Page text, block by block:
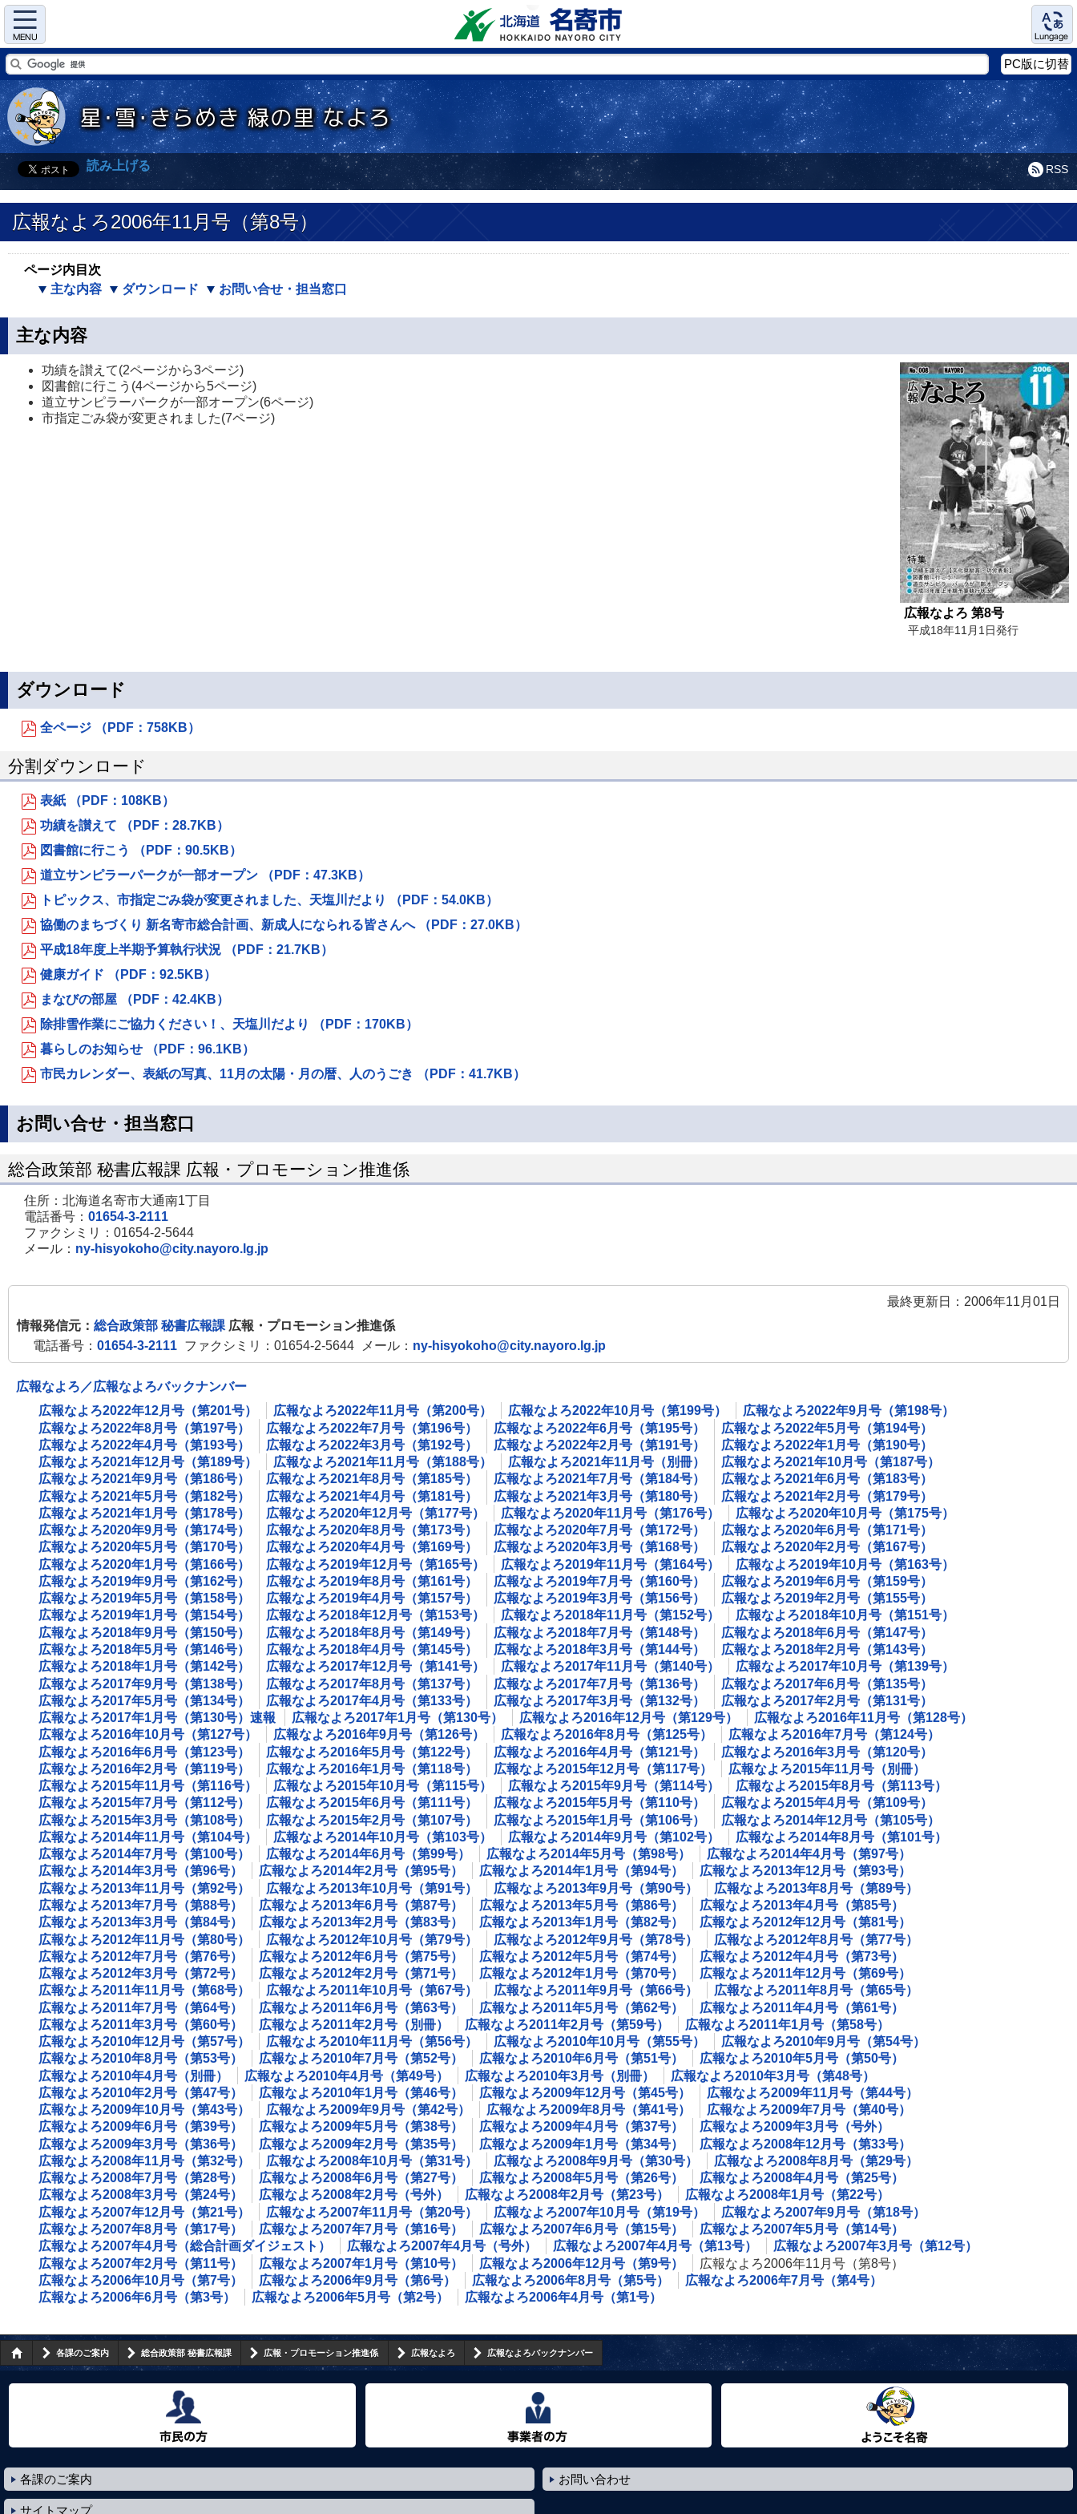
Menu Language
PC版に切替
RSS
読み上げる
広報なよろ2006年11月号（第8号）
ページ内目次
主な内容
ダウンロード お問い合せ・担当窓口
主な内容
広報なよろ 第8号
平成18年11月1日発行
功績を讃えて(2ページから3ページ)
図書館に行こう(4ページから5ページ)
道立サンピラーパークが一部オープン(6ページ)
市指定ごみ袋が変更されました(7ページ)
ダウンロード
全ページ （PDF：758KB）
分割ダウンロード
表紙 （PDF：108KB）
功績を讃えて （PDF：28.7KB）
図書館に行こう （PDF：90.5KB）
道立サンピラーパークが一部オープン （PDF：47.3KB）
トピックス、市指定ごみ袋が変更されました、天塩川だより （PDF：54.0KB）
協働のまちづくり 新名寄市総合計画、新成人になられる皆さんへ （PDF：27.0KB）
平成18年度上半期予算執行状況 （PDF：21.7KB）
健康ガイド （PDF：92.5KB）
まなびの部屋 （PDF：42.4KB）
除排雪作業にご協力ください！、天塩川だより （PDF：170KB）
暮らしのお知らせ （PDF：96.1KB）
市民カレンダー、表紙の写真、11月の太陽・月の暦、人のうごき （PDF：41.7KB）
お問い合せ・担当窓口
総合政策部 秘書広報課 広報・プロモーション推進係
住所：北海道名寄市大通南1丁目
電話番号： 01654-3-2111
ファクシミリ：01654-2-5644
メール： ny-hisyokoho@city.nayoro.lg.jp
最終更新日：2006年11月01日
情報発信元： 総合政策部 秘書広報課 広報・プロモーション推進係
電話番号： 01654-3-2111 ファクシミリ：01654-2-5644 メール： ny-hisyokoho@city.nayoro.lg.jp
広報なよろ／広報なよろバックナンバー
広報なよろ2022年12月号（第201号）
広報なよろ2022年11月号（第200号） 広報なよろ2022年10月号（第199号）
広報なよろ2022年9月号（第198号）
広報なよろ2022年8月号（第197号）
広報なよろ2022年7月号（第196号） 広報なよろ2022年6月号（第195号）
広報なよろ2022年5月号（第194号）
広報なよろ2022年4月号（第193号）
広報なよろ2022年3月号（第192号） 広報なよろ2022年2月号（第191号）
広報なよろ2022年1月号（第190号）
広報なよろ2021年12月号（第189号）
広報なよろ2021年11月号（第188号） 広報なよろ2021年11月号（別冊）
広報なよろ2021年10月号（第187号）
広報なよろ2021年9月号（第186号）
広報なよろ2021年8月号（第185号） 広報なよろ2021年7月号（第184号）
広報なよろ2021年6月号（第183号）
広報なよろ2021年5月号（第182号）
広報なよろ2021年4月号（第181号） 広報なよろ2021年3月号（第180号）
広報なよろ2021年2月号（第179号）
広報なよろ2021年1月号（第178号）
広報なよろ2020年12月号（第177号） 広報なよろ2020年11月号（第176号）
広報なよろ2020年10月号（第175号）
広報なよろ2020年9月号（第174号）
広報なよろ2020年8月号（第173号） 広報なよろ2020年7月号（第172号）
広報なよろ2020年6月号（第171号）
広報なよろ2020年5月号（第170号）
広報なよろ2020年4月号（第169号） 広報なよろ2020年3月号（第168号）
広報なよろ2020年2月号（第167号）
広報なよろ2020年1月号（第166号）
広報なよろ2019年12月号（第165号） 広報なよろ2019年11月号（第164号）
広報なよろ2019年10月号（第163号）
広報なよろ2019年9月号（第162号）
広報なよろ2019年8月号（第161号） 広報なよろ2019年7月号（第160号）
広報なよろ2019年6月号（第159号）
広報なよろ2019年5月号（第158号）
広報なよろ2019年4月号（第157号） 広報なよろ2019年3月号（第156号）
広報なよろ2019年2月号（第155号）
広報なよろ2019年1月号（第154号）
広報なよろ2018年12月号（第153号） 広報なよろ2018年11月号（第152号）
広報なよろ2018年10月号（第151号）
広報なよろ2018年9月号（第150号）
広報なよろ2018年8月号（第149号） 広報なよろ2018年7月号（第148号）
広報なよろ2018年6月号（第147号）
広報なよろ2018年5月号（第146号）
広報なよろ2018年4月号（第145号） 広報なよろ2018年3月号（第144号）
広報なよろ2018年2月号（第143号）
広報なよろ2018年1月号（第142号）
広報なよろ2017年12月号（第141号） 広報なよろ2017年11月号（第140号）
広報なよろ2017年10月号（第139号）
広報なよろ2017年9月号（第138号）
広報なよろ2017年8月号（第137号） 広報なよろ2017年7月号（第136号）
広報なよろ2017年6月号（第135号）
広報なよろ2017年5月号（第134号）
広報なよろ2017年4月号（第133号） 広報なよろ2017年3月号（第132号）
広報なよろ2017年2月号（第131号）
広報なよろ2017年1月号（第130号）速報
広報なよろ2017年1月号（第130号） 広報なよろ2016年12月号（第129号）
広報なよろ2016年11月号（第128号）
広報なよろ2016年10月号（第127号）
広報なよろ2016年9月号（第126号） 広報なよろ2016年8月号（第125号）
広報なよろ2016年7月号（第124号）
広報なよろ2016年6月号（第123号）
広報なよろ2016年5月号（第122号） 広報なよろ2016年4月号（第121号）
広報なよろ2016年3月号（第120号）
広報なよろ2016年2月号（第119号）
広報なよろ2016年1月号（第118号） 広報なよろ2015年12月号（第117号）
広報なよろ2015年11月号（別冊）
広報なよろ2015年11月号（第116号）
広報なよろ2015年10月号（第115号） 広報なよろ2015年9月号（第114号）
広報なよろ2015年8月号（第113号）
広報なよろ2015年7月号（第112号）
広報なよろ2015年6月号（第111号） 広報なよろ2015年5月号（第110号）
広報なよろ2015年4月号（第109号）
広報なよろ2015年3月号（第108号）
広報なよろ2015年2月号（第107号） 広報なよろ2015年1月号（第106号）
広報なよろ2014年12月号（第105号）
広報なよろ2014年11月号（第104号）
広報なよろ2014年10月号（第103号） 広報なよろ2014年9月号（第102号）
広報なよろ2014年8月号（第101号）
広報なよろ2014年7月号（第100号）
広報なよろ2014年6月号（第99号） 広報なよろ2014年5月号（第98号）
広報なよろ2014年4月号（第97号）
広報なよろ2014年3月号（第96号）
広報なよろ2014年2月号（第95号） 広報なよろ2014年1月号（第94号）
広報なよろ2013年12月号（第93号）
広報なよろ2013年11月号（第92号）
広報なよろ2013年10月号（第91号） 広報なよろ2013年9月号（第90号）
広報なよろ2013年8月号（第89号）
広報なよろ2013年7月号（第88号）
広報なよろ2013年6月号（第87号） 広報なよろ2013年5月号（第86号）
広報なよろ2013年4月号（第85号）
広報なよろ2013年3月号（第84号）
広報なよろ2013年2月号（第83号） 広報なよろ2013年1月号（第82号）
広報なよろ2012年12月号（第81号）
広報なよろ2012年11月号（第80号）
広報なよろ2012年10月号（第79号） 広報なよろ2012年9月号（第78号）
広報なよろ2012年8月号（第77号）
広報なよろ2012年7月号（第76号）
広報なよろ2012年6月号（第75号） 広報なよろ2012年5月号（第74号）
広報なよろ2012年4月号（第73号）
広報なよろ2012年3月号（第72号）
広報なよろ2012年2月号（第71号） 広報なよろ2012年1月号（第70号）
広報なよろ2011年12月号（第69号）
広報なよろ2011年11月号（第68号）
広報なよろ2011年10月号（第67号） 広報なよろ2011年9月号（第66号）
広報なよろ2011年8月号（第65号）
広報なよろ2011年7月号（第64号）
広報なよろ2011年6月号（第63号） 広報なよろ2011年5月号（第62号）
広報なよろ2011年4月号（第61号）
広報なよろ2011年3月号（第60号）
広報なよろ2011年2月号（別冊） 広報なよろ2011年2月号（第59号）
広報なよろ2011年1月号（第58号）
広報なよろ2010年12月号（第57号）
広報なよろ2010年11月号（第56号） 広報なよろ2010年10月号（第55号）
広報なよろ2010年9月号（第54号）
広報なよろ2010年8月号（第53号）
広報なよろ2010年7月号（第52号） 広報なよろ2010年6月号（第51号）
広報なよろ2010年5月号（第50号）
広報なよろ2010年4月号（別冊）
広報なよろ2010年4月号（第49号） 広報なよろ2010年3月号（別冊）
広報なよろ2010年3月号（第48号）
広報なよろ2010年2月号（第47号）
広報なよろ2010年1月号（第46号） 広報なよろ2009年12月号（第45号）
広報なよろ2009年11月号（第44号）
広報なよろ2009年10月号（第43号）
広報なよろ2009年9月号（第42号） 広報なよろ2009年8月号（第41号）
広報なよろ2009年7月号（第40号）
広報なよろ2009年6月号（第39号）
広報なよろ2009年5月号（第38号） 広報なよろ2009年4月号（第37号）
広報なよろ2009年3月号（号外）
広報なよろ2009年3月号（第36号）
広報なよろ2009年2月号（第35号） 広報なよろ2009年1月号（第34号）
広報なよろ2008年12月号（第33号）
広報なよろ2008年11月号（第32号）
広報なよろ2008年10月号（第31号） 広報なよろ2008年9月号（第30号）
広報なよろ2008年8月号（第29号）
広報なよろ2008年7月号（第28号）
広報なよろ2008年6月号（第27号） 広報なよろ2008年5月号（第26号）
広報なよろ2008年4月号（第25号）
広報なよろ2008年3月号（第24号）
広報なよろ2008年2月号（号外） 広報なよろ2008年2月号（第23号）
広報なよろ2008年1月号（第22号）
広報なよろ2007年12月号（第21号）
広報なよろ2007年11月号（第20号） 広報なよろ2007年10月号（第19号）
広報なよろ2007年9月号（第18号）
広報なよろ2007年8月号（第17号）
広報なよろ2007年7月号（第16号） 広報なよろ2007年6月号（第15号）
広報なよろ2007年5月号（第14号）
広報なよろ2007年4月号（総合計画ダイジェスト）
広報なよろ2007年4月号（号外） 広報なよろ2007年4月号（第13号）
広報なよろ2007年3月号（第12号）
広報なよろ2007年2月号（第11号）
広報なよろ2007年1月号（第10号） 広報なよろ2006年12月号（第9号）
広報なよろ2006年11月号（第8号）
広報なよろ2006年10月号（第7号）
広報なよろ2006年9月号（第6号） 広報なよろ2006年8月号（第5号）
広報なよろ2006年7月号（第4号）
広報なよろ2006年6月号（第3号）
広報なよろ2006年5月号（第2号） 広報なよろ2006年4月号（第1号）
各課のご案内 総合政策部 秘書広報課 広報・プロモーション推進係 広報なよろ 広報なよろバックナンバー
各課のご案内 お問い合わせ
サイトマップ